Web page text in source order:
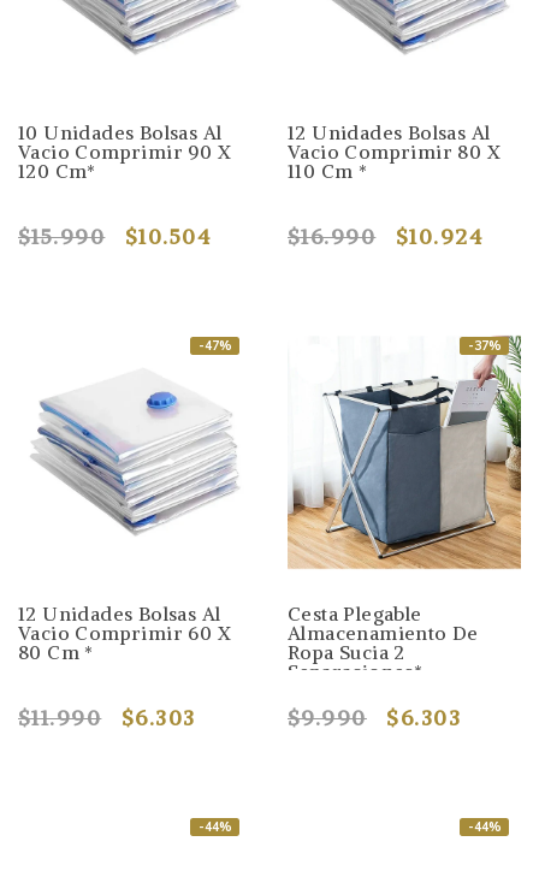
10 Unidades Bolsas Al
Vacio Comprimir 90 X
120 Cm*
$15.990 $10.504
12 Unidades Bolsas Al
Vacio Comprimir 80 X
110 Cm *
$16.990 $10.924
-47%
12 Unidades Bolsas Al
Vacio Comprimir 60 X
80 Cm *
$11.990 $6.303
-37%
Cesta Plegable
Almacenamiento De
Ropa Sucia 2
Separaciones*
$9.990 $6.303
-44% -44%